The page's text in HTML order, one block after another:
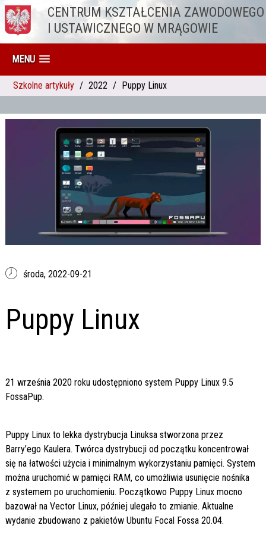
Przejdź do treściCENTRUM KSZTAŁCENIA ZAWODOWEGO
I USTAWICZNEGO W MRĄGOWIE
MENU
Szkolne artykuły 2022 Puppy Linux
środa, 2022-09-21
Puppy Linux
21 września 2020 roku udostępniono system Puppy Linux 9.5
FossaPup.
Puppy Linux to lekka dystrybucja Linuksa stworzona przez
Barry’ego Kaulera. Twórca dystrybucji od początku koncentrował
się na łatwości użycia i minimalnym wykorzystaniu pamięci. System
można uruchomić w pamięci RAM, co umożliwia usunięcie nośnika
z systemem po uruchomieniu. Początkowo Puppy Linux mocno
bazował na Vector Linux, później ulegało to zmianie. Aktualne
wydanie zbudowano z pakietów Ubuntu Focal Fossa 20.04.